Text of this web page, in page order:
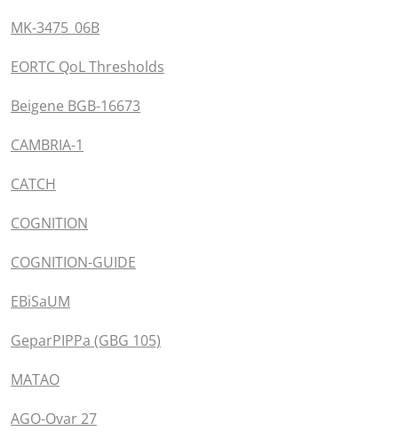
MK-3475_06B
EORTC QoL Thresholds
Beigene BGB-16673
CAMBRIA-1
CATCH
COGNITION
COGNITION-GUIDE
EBiSaUM
GeparPIPPa (GBG 105)
MATAO
AGO-Ovar 27